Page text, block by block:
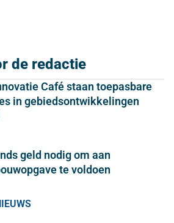
de redactie
Café staan toepasbare
in gebiedsontwikkelingen
geld nodig om aan
te voldoen